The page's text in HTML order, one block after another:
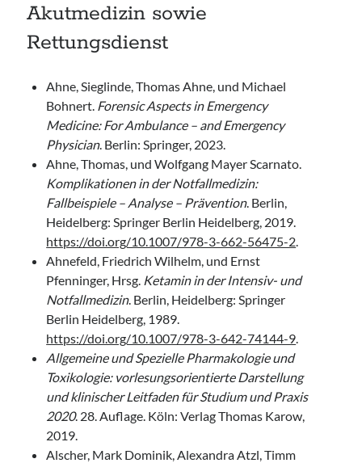
Akutmedizin sowie
Rettungsdienst
Ahne, Sieglinde, Thomas Ahne, und Michael
Bohnert. Forensic Aspects in Emergency
Medicine: For Ambulance – and Emergency
Physician. Berlin: Springer, 2023.
Ahne, Thomas, und Wolfgang Mayer Scarnato.
Komplikationen in der Notfallmedizin:
Fallbeispiele – Analyse – Prävention. Berlin,
Heidelberg: Springer Berlin Heidelberg, 2019.
https://doi.org/10.1007/978-3-662-56475-2.
Ahnefeld, Friedrich Wilhelm, und Ernst
Pfenninger, Hrsg. Ketamin in der Intensiv- und
Notfallmedizin. Berlin, Heidelberg: Springer
Berlin Heidelberg, 1989.
https://doi.org/10.1007/978-3-642-74144-9.
Allgemeine und Spezielle Pharmakologie und
Toxikologie: vorlesungsorientierte Darstellung
und klinischer Leitfaden für Studium und Praxis
2020. 28. Auflage. Köln: Verlag Thomas Karow,
2019.
Alscher, Mark Dominik, Alexandra Atzl, Timm